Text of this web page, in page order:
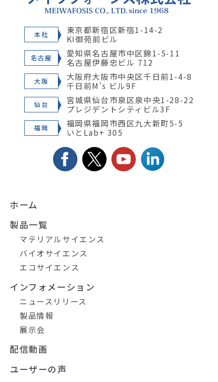
本社 東京都新宿区新宿1-14-2
KI御苑前ビル
名古屋 愛知県名古屋市中区錦1-5-11
名古屋伊藤忠ビル 712
大阪 大阪府大阪市中央区千日前1-4-8
千日前M's ビル9F
仙台 宮城県仙台市泉区泉中央1-28-22
プレジデントシティビル3F
福岡 福岡県福岡市西区九大新町5-5
いとLab+ 305
ホーム
製品一覧
マテリアルサイエンス
バイオサイエンス
エコサイエンス
インフォメーション
ニュースリリース
製品情報
展示会
配信動画
ユーザーの声